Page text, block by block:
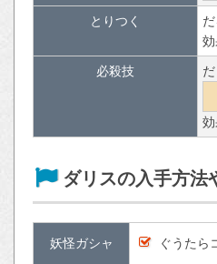
とりつく
必殺技
ダリスの入手方法
妖怪ガシャ ぐうたら